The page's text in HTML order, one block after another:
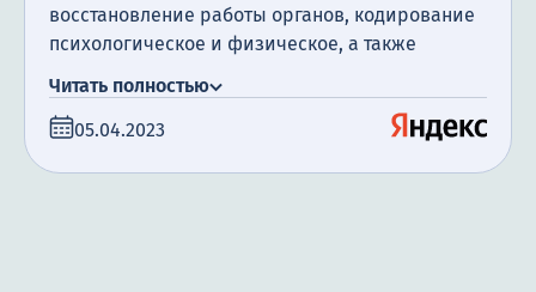
восстановление работы органов, кодирование
психологическое и физическое, а также
благодарна за поддержку, которую мы
получили. Сегодня прошло уже полгода с того
Читать полностью
05.04.2023